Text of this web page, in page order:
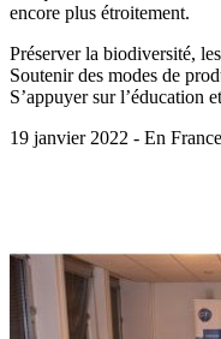
encore plus étroitement.
Préserver la biodiversité,
Soutenir des modes de
S’appuyer sur l’éducation
19 janvier 2022 - En France